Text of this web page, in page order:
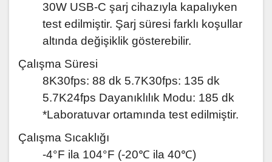
30W USB-C şarj cihazıyla kapalıyken
test edilmiştir. Şarj süresi farklı koşullar
altında değişiklik gösterebilir.
Çalışma Süresi
8K30fps: 88 dk 5.7K30fps: 135 dk
5.7K24fps Dayanıklılık Modu: 185 dk
*Laboratuvar ortamında test edilmiştir.
Çalışma Sıcaklığı
-4°F ila 104°F (-20℃ ila 40℃)